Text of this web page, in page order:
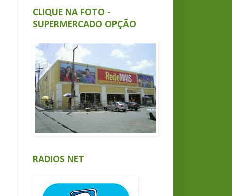
CLIQUE NA FOTO -
SUPERMERCADO OPÇÃO
RADIOS NET